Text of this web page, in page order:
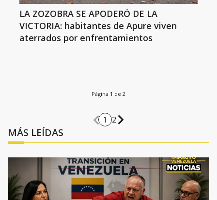
LA ZOZOBRA SE APODERÓ DE LA
VICTORIA: habitantes de Apure viven
aterrados por enfrentamientos
Página 1 de 2
1 2
MÁS LEÍDAS